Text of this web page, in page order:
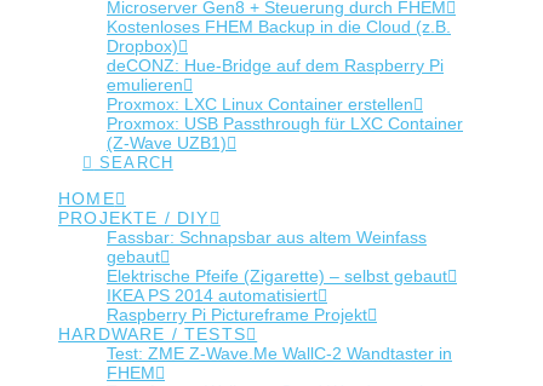
Microserver Gen8 + Steuerung durch FHEM
Kostenloses FHEM Backup in die Cloud (z.B.
Dropbox)
deCONZ: Hue-Bridge auf dem Raspberry Pi
emulieren
Proxmox: LXC Linux Container erstellen
Proxmox: USB Passthrough für LXC Container
(Z-Wave UZB1)
SEARCH
HOME
PROJEKTE / DIY
Fassbar: Schnapsbar aus altem Weinfass
gebaut
Elektrische Pfeife (Zigarette) – selbst gebaut
IKEA PS 2014 automatisiert
Raspberry Pi Pictureframe Projekt
HARDWARE / TESTS
Test: ZME Z-Wave.Me WallC-2 Wandtaster in
FHEM